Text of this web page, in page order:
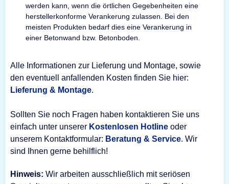
werden kann, wenn die örtlichen Gegebenheiten eine
herstellerkonforme Verankerung zulassen. Bei den
meisten Produkten bedarf dies eine Verankerung in
einer Betonwand bzw. Betonboden.
Alle Informationen zur Lieferung und Montage, sowie
den eventuell anfallenden Kosten finden Sie hier:
Lieferung & Montage.
Sollten Sie noch Fragen haben kontaktieren Sie uns
einfach unter unserer Kostenlosen Hotline oder
unserem Kontaktformular: Beratung & Service. Wir
sind Ihnen gerne behilflich!
Hinweis: Wir arbeiten ausschließlich mit seriösen